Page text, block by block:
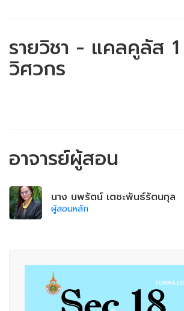
รายวิชา - แคลคูลัส
วิศวกร
อาจารย์ผู้สอน
นาง นพรัตน์ เตชะพันธ์รัตนกุล
ผู้สอนหลัก